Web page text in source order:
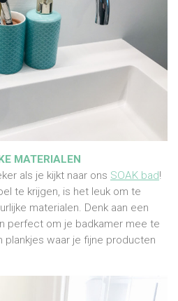
MATERIALEN
als je kijkt naar ons SOAK bad!
te krijgen, is het leuk om te
materialen. Denk aan een
perfect om je badkamer mee te
plankjes waar je fijne producten